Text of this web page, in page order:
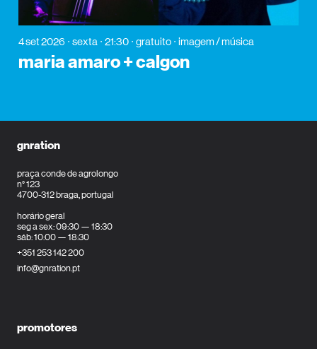
4 set 2026 sexta 21:30 gratuito imagem / música
maria amaro + calgon
gnration
praça conde de agrolongo
n° 123
4700-312 braga, portugal
horário geral
seg a sex: 09:30 — 18:30
sáb: 10:00 — 18:30
+351 253 142 200
info@gnration.pt
promotores